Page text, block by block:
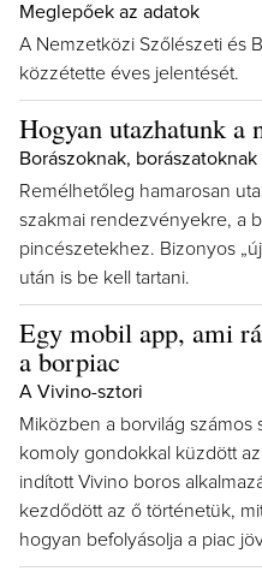
Meglepőek az adatok
A Nemzetközi Szőlészeti és
közzétette éves jelentését.
Hogyan utazhatunk a
Borászoknak,
Remélhetőleg hamarosan
szakmai rendezvényekre, a
pincészetekhez. Bizonyos
után is be kell tartani.
Egy mobil app, ami
a borpiac
A Vivino-sztori
Miközben a borvilág számos
komoly gondokkal küzdött
indított Vivino boros
kezdődött az ő történetük,
hogyan befolyásolja a piac